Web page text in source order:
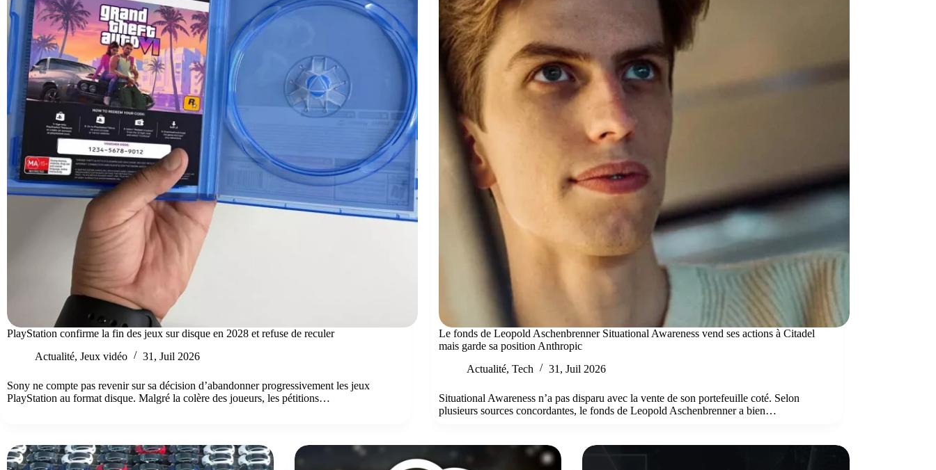
PlayStation confirme la fin des jeux sur disque en 2028 et refuse de reculer
Actualité, Jeux vidéo 31, Juil 2026
Sony ne compte pas revenir sur sa décision d’abandonner progressivement les jeux
PlayStation au format disque. Malgré la colère des joueurs, les pétitions…
Le fonds de Leopold Aschenbrenner Situational Awareness vend ses actions à Citadel
mais garde sa position Anthropic
Actualité, Tech 31, Juil 2026
Situational Awareness n’a pas disparu avec la vente de son portefeuille coté. Selon
plusieurs sources concordantes, le fonds de Leopold Aschenbrenner a bien…